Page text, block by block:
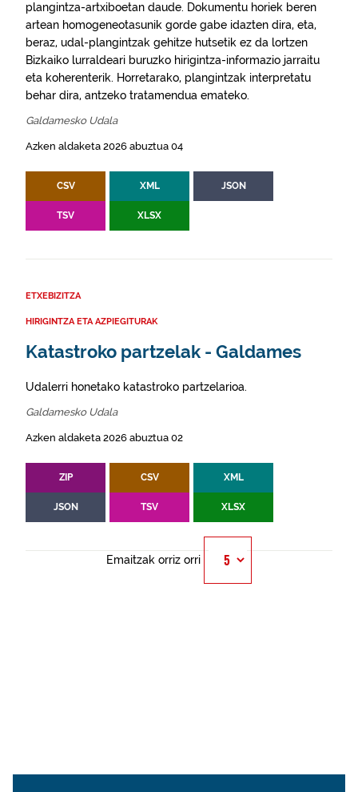
plangintza-artxiboetan daude. Dokumentu horiek beren
artean homogeneotasunik gorde gabe idazten dira, eta,
beraz, udal-plangintzak gehitze hutsetik ez da lortzen
Bizkaiko lurraldeari buruzko hirigintza-informazio jarraitu
eta koherenterik. Horretarako, plangintzak interpretatu
behar dira, antzeko tratamendua emateko.
Galdamesko Udala
Azken aldaketa 2026 abuztua 04
CSV XML JSON
TSV XLSX
ETXEBIZITZA
HIRIGINTZA ETA AZPIEGITURAK
Katastroko partzelak - Galdames
Udalerri honetako katastroko partzelarioa.
Galdamesko Udala
Azken aldaketa 2026 abuztua 02
ZIP CSV XML
JSON TSV XLSX
Emaitzak orriz orri